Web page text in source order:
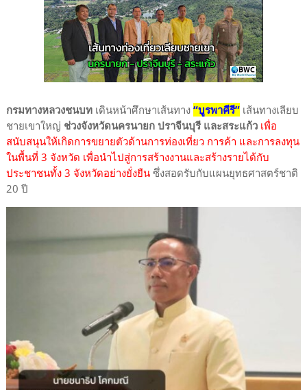
กรมทางหลวงชนบท เดินหน้าศึกษาเส้นทาง “บูรพาคีรี” เส้นทางเลียบ
ชายเขาใหญ่ ช่วงจังหวัดนครนายก ปราจีนบุรี และสระแก้ว เพื่อ
สนับสนุนให้เกิดการขยายตัวด้านการท่องเที่ยว การค้า และการลงทุน
ในพื้นที่ 3 จังหวัด เพื่อนำไปสู่การสร้างงานและสร้างรายได้กับ
ประชาชนทั้ง 3 จังหวัดอย่างยั่งยืน ซึ่งสอดรับกับแผนยุทธศาสตร์ชาติ
20 ปี